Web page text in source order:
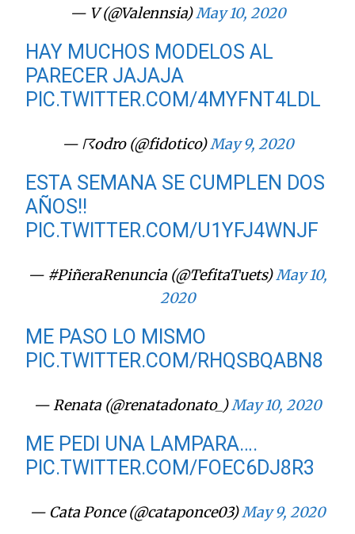
— V (@Valennsia)May 10, 2020
HAY MUCHOS MODELOS AL
PARECER JAJAJA
PIC.TWITTER.COM/4MYFNT4LDL
— ☈odro (@fidotico)May 9, 2020
ESTA SEMANA SE CUMPLEN DOS
AÑOS!!
PIC.TWITTER.COM/U1YFJ4WNJF
— #PiñeraRenuncia (@TefitaTuets)May 10,
2020
ME PASO LO MISMO
PIC.TWITTER.COM/RHQSBQABN8
— Renata (@renatadonato_)May 10, 2020
ME PEDI UNA LAMPARA….
PIC.TWITTER.COM/FOEC6DJ8R3
— Cata Ponce (@cataponce03)May 9, 2020